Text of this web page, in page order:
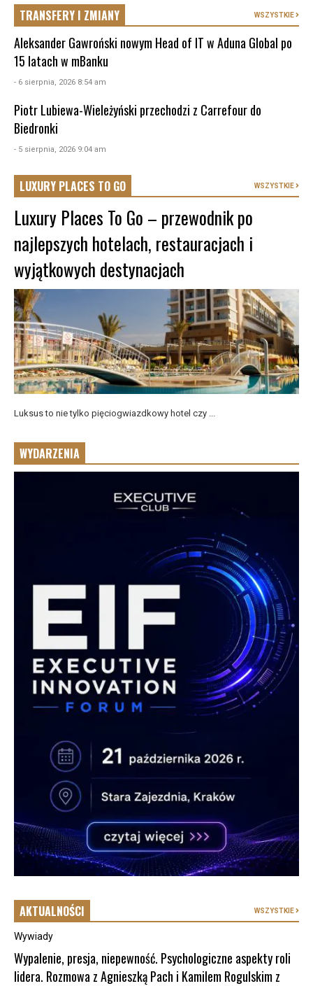
TRANSFERY I ZMIANY WSZYSTKIE
Aleksander Gawroński nowym Head of IT w Aduna Global po
15 latach w mBanku
- 6 sierpnia, 2026 8:54 am
Piotr Lubiewa-Wieleżyński przechodzi z Carrefour do
Biedronki
- 5 sierpnia, 2026 9:04 am
LUXURY PLACES TO GO WSZYSTKIE
Luxury Places To Go – przewodnik po
najlepszych hotelach, restauracjach i
wyjątkowych destynacjach
Luksus to nie tylko pięciogwiazdkowy hotel czy ...
WYDARZENIA
AKTUALNOŚCI WSZYSTKIE
Wywiady
Wypalenie, presja, niepewność. Psychologiczne aspekty roli
lidera. Rozmowa z Agnieszką Pach i Kamilem Rogulskim z